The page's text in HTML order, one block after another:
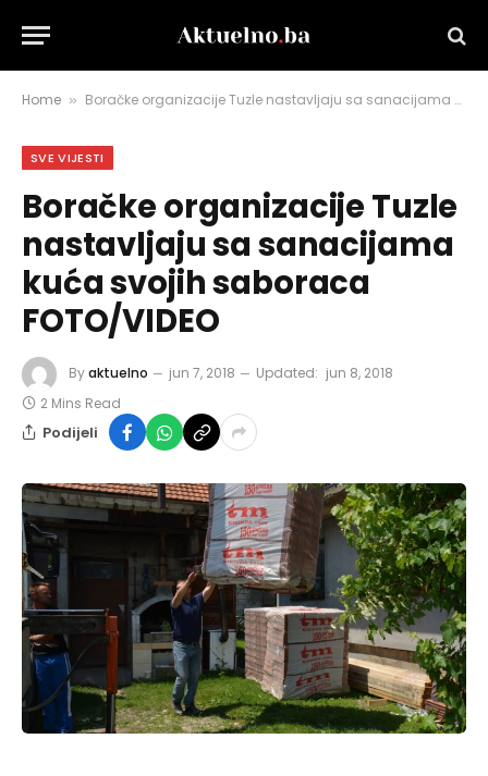
Home » Boračke organizacije Tuzle nastavljaju sa sanacijama kuća svojih saboraca FOTO/VIDEO
SVE VIJESTI
Boračke organizacije Tuzle
nastavljaju sa sanacijama
kuća svojih saboraca
FOTO/VIDEO
Byaktuelno jun 7, 2018 Updated: jun 8, 2018
2 Mins Read
Podijeli